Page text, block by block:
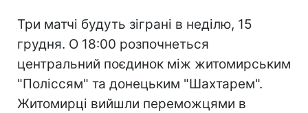
Три матчі будуть зіграні в неділю, 15
грудня. О 18:00 розпочнеться
центральний поєдинок між житомирським
"Поліссям" та донецьким "Шахтарем".
Житомирці вийшли переможцями в